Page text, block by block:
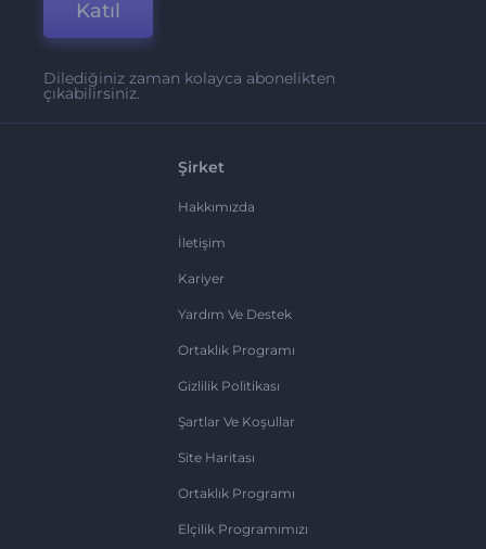
Katıl
Dilediğiniz zaman kolayca abonelikten
çıkabilirsiniz.
Şirket
Hakkımızda
İletişim
Kariyer
Yardım Ve Destek
Ortaklık Programı
Gizlilik Politikası
Şartlar Ve Koşullar
Site Haritası
Ortaklık Programı
Elçilik Programımızı